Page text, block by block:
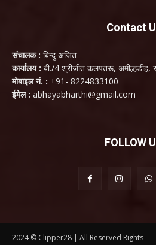
Contact
संचालक : बिन्दु अजित
कार्यालय : बी./4 श्रीजीत कलपतरू, अमील्हडीह,
मोबाइल नं. : +91- 8224833100
ईमेल : abhayabharthi@gmail.com
FOLLOW
2024 © Clipper28 | All Reserved Rights